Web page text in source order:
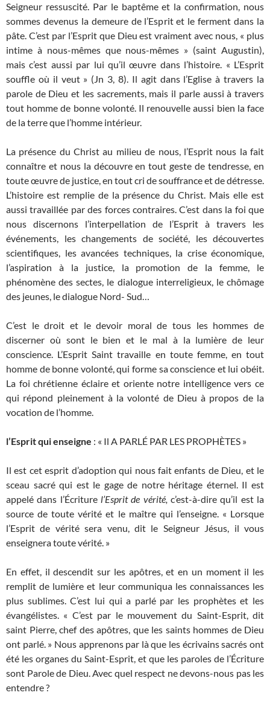
Seigneur ressuscité. Par le baptême et la confirmation, nous
sommes devenus la demeure de l’Esprit et le ferment dans la
pâte. C’est par l’Esprit que Dieu est vraiment avec nous, « plus
intime à nous-mêmes que nous-mêmes » (saint Augustin),
mais c’est aussi par lui qu’il œuvre dans l’histoire. « L’Esprit
souffle où il veut » (Jn 3, 8). Il agit dans l’Eglise à travers la
parole de Dieu et les sacrements, mais il parle aussi à travers
tout homme de bonne volonté. Il renouvelle aussi bien la face
de la terre que l’homme intérieur.
La présence du Christ au milieu de nous, l’Esprit nous la fait
connaître et nous la découvre en tout geste de tendresse, en
toute œuvre de justice, en tout cri de souffrance et de détresse.
L’histoire est remplie de la présence du Christ. Mais elle est
aussi travaillée par des forces contraires. C’est dans la foi que
nous discernons l’interpellation de l’Esprit à travers les
événements, les changements de société, les découvertes
scientifiques, les avancées techniques, la crise économique,
l’aspiration à la justice, la promotion de la femme, le
phénomène des sectes, le dialogue interreligieux, le chômage
des jeunes, le dialogue Nord- Sud…
C’est le droit et le devoir moral de tous les hommes de
discerner où sont le bien et le mal à la lumière de leur
conscience. L’Esprit Saint travaille en toute femme, en tout
homme de bonne volonté, qui forme sa conscience et lui obéit.
La foi chrétienne éclaire et oriente notre intelligence vers ce
qui répond pleinement à la volonté de Dieu à propos de la
vocation de l’homme.
l’Esprit qui enseigne : « Il A PARLÉ PAR LES PROPHÈTES »
Il est cet esprit d’adoption qui nous fait enfants de Dieu, et le
sceau sacré qui est le gage de notre héritage éternel. Il est
appelé dans l’Écriture l’Esprit de vérité, c’est-à-dire qu’il est la
source de toute vérité et le maître qui l’enseigne. « Lorsque
l’Esprit de vérité sera venu, dit le Seigneur Jésus, il vous
enseignera toute vérité. »
En effet, il descendit sur les apôtres, et en un moment il les
remplit de lumière et leur communiqua les connaissances les
plus sublimes. C’est lui qui a parlé par les prophètes et les
évangélistes. « C’est par le mouvement du Saint-Esprit, dit
saint Pierre, chef des apôtres, que les saints hommes de Dieu
ont parlé. » Nous apprenons par là que les écrivains sacrés ont
été les organes du Saint-Esprit, et que les paroles de l’Écriture
sont Parole de Dieu. Avec quel respect ne devons-nous pas les
entendre ?